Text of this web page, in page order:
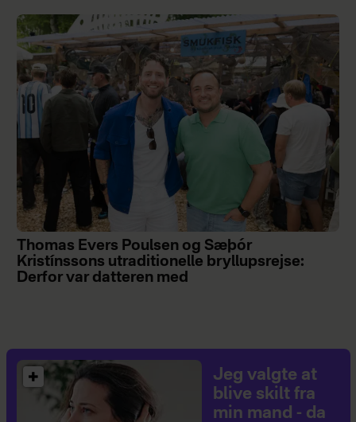
Thomas Evers Poulsen og Sæþór
Kristínssons utraditionelle bryllupsrejse:
Derfor var datteren med
Jeg valgte at
blive skilt fra
min mand - da